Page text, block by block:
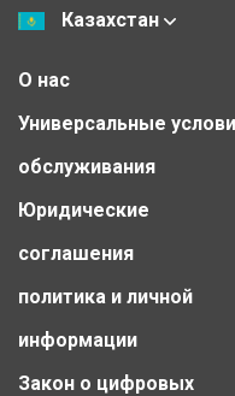
Казахстан
О нас
Универсальные
обслуживания
Юридические
соглашения
политика и личной
информации
Закон о цифровых